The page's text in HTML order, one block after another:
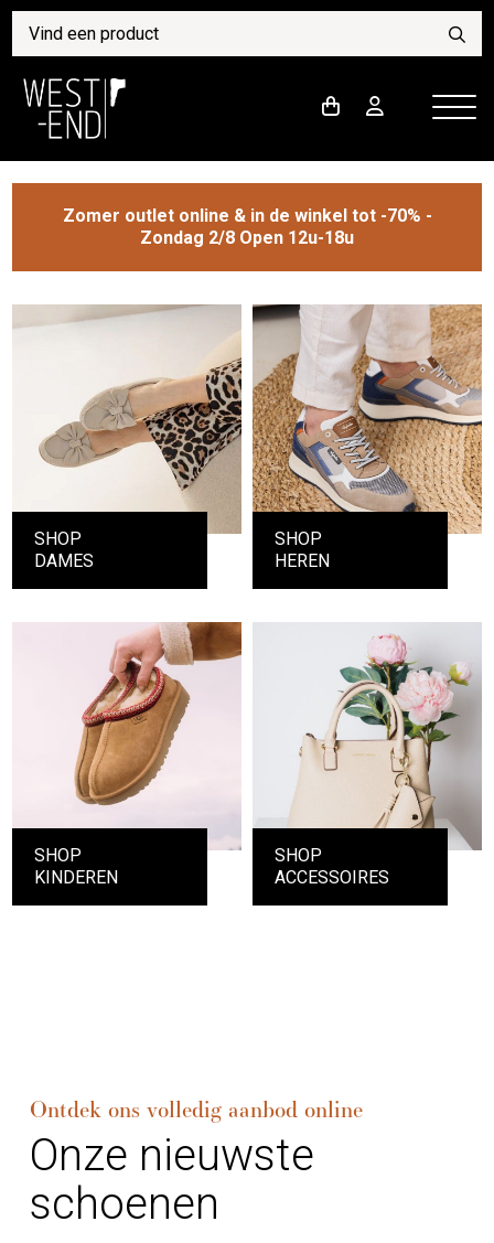
Zomer outlet online & in de winkel tot -70% -
Zondag 2/8 Open 12u-18u
SHOP
DAMES
SHOP
HEREN
SHOP
KINDEREN
SHOP
ACCESSOIRES
Ontdek ons volledig aanbod online
Onze nieuwste
schoenen